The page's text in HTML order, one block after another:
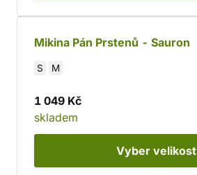
Mikina Pán Prstenů - Sauron
S M
1 049 Kč
skladem
Vyber velikost